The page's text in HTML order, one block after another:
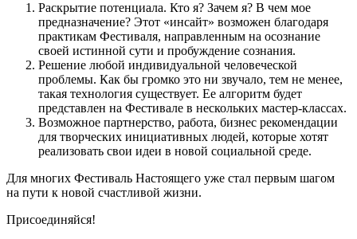
Раскрытие потенциала. Кто я? Зачем я? В чем мое
предназначение? Этот «инсайт» возможен благодаря
практикам Фестиваля, направленным на осознание
своей истинной сути и пробуждение сознания.
Решение любой индивидуальной человеческой
проблемы. Как бы громко это ни звучало, тем не менее,
такая технология существует. Ее алгоритм будет
представлен на Фестивале в нескольких мастер-классах.
Возможное партнерство, работа, бизнес рекомендации
для творческих инициативных людей, которые хотят
реализовать свои идеи в новой социальной среде.
Для многих Фестиваль Настоящего уже стал первым шагом
на пути к новой счастливой жизни.
Присоединяйся!